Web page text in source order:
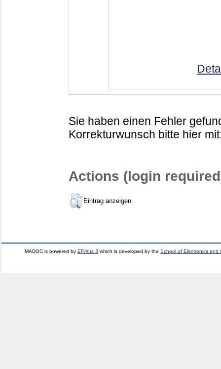
Sie haben einen Fehler
Korrekturwunsch bitte hier
Actions (login
Eintrag anzeigen
MADOC is powered byEPrints 3 which is developed by theSchool of Electronics and